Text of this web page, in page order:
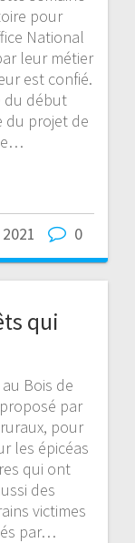
pour
National
leur métier
est confié.
du début
du projet de
0
qui
Bois de
par
pour
les épicéas
qui ont
des
victimes
par…